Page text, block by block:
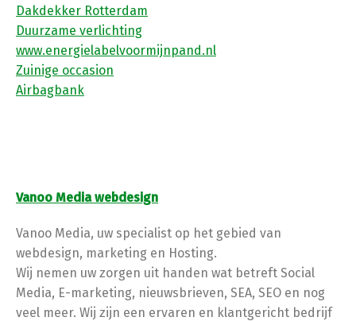
Dakdekker Rotterdam
Duurzame verlichting
www.energielabelvoormijnpand.nl
Zuinige occasion
Airbagbank
Vanoo Media webdesign
Vanoo Media, uw specialist op het gebied van
webdesign, marketing en Hosting.
Wij nemen uw zorgen uit handen wat betreft Social
Media, E-marketing, nieuwsbrieven, SEA, SEO en nog
veel meer. Wij zijn een ervaren en klantgericht bedrijf